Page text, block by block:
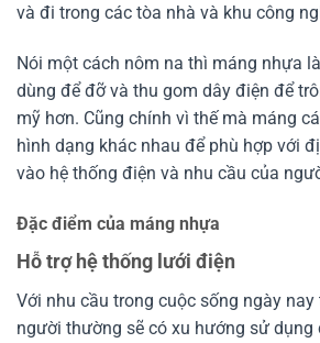
và đi trong các tòa nhà và khu công
Nói một cách nôm na thì máng nhựa
dùng để đỡ và thu gom dây điện để
mỹ hơn. Cũng chính vì thế mà máng
hình dạng khác nhau để phù hợp với
vào hệ thống điện và nhu cầu của
Đặc điểm của máng nhựa
Hỗ trợ hệ thống lưới điện
Với nhu cầu trong cuộc sống ngày
người thường sẽ có xu hướng sử dụng